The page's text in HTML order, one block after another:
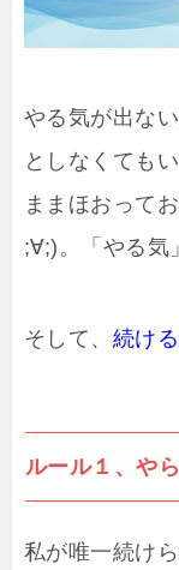
やる気が出な
としなくても
ままほおって
;∀;)。「やる気
そして、 続け
ルール１、や
私が唯一続け